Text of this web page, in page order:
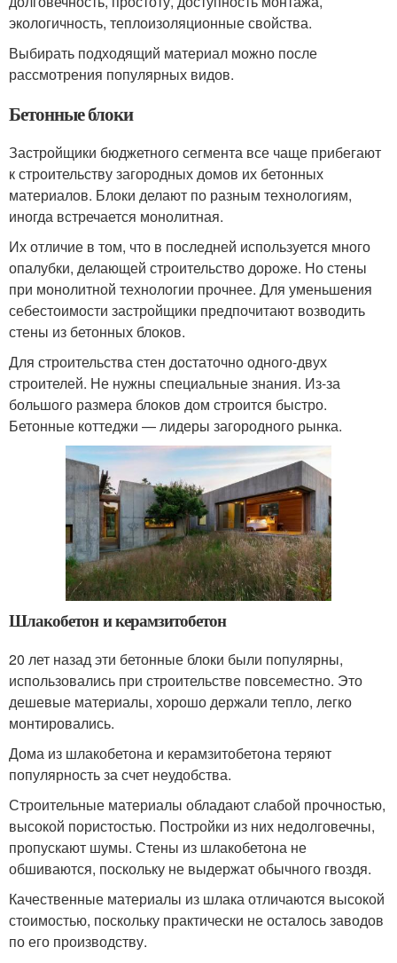
экологичность, теплоизоляционные свойства.
Выбирать подходящий материал можно после
рассмотрения популярных видов.
Бетонные блоки
Застройщики бюджетного сегмента все чаще прибегают
к строительству загородных домов их бетонных
материалов. Блоки делают по разным технологиям,
иногда встречается монолитная.
Их отличие в том, что в последней используется много
опалубки, делающей строительство дороже. Но стены
при монолитной технологии прочнее. Для уменьшения
себестоимости застройщики предпочитают возводить
стены из бетонных блоков.
Для строительства стен достаточно одного-двух
строителей. Не нужны специальные знания. Из-за
большого размера блоков дом строится быстро.
Бетонные коттеджи — лидеры загородного рынка.
Шлакобетон и керамзитобетон
20 лет назад эти бетонные блоки были популярны,
использовались при строительстве повсеместно. Это
дешевые материалы, хорошо держали тепло, легко
монтировались.
Дома из шлакобетона и керамзитобетона теряют
популярность за счет неудобства.
Строительные материалы обладают слабой прочностью,
высокой пористостью. Постройки из них недолговечны,
пропускают шумы. Стены из шлакобетона не
обшиваются, поскольку не выдержат обычного гвоздя.
Качественные материалы из шлака отличаются высокой
стоимостью, поскольку практически не осталось заводов
по его производству.